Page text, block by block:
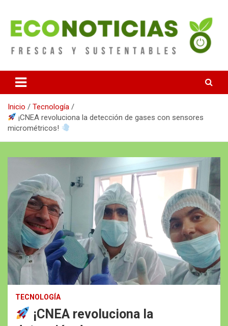
contenido
Econoticias
Inicio
Tecnología
¡CNEA revoluciona la detección de gases con sensores
micrométricos!
TECNOLOGÍA
¡CNEA revoluciona la